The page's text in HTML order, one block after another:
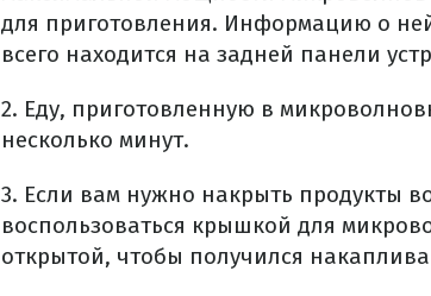
для приготовления. Информацию о
всего находится на задней панели
2. Еду, приготовленную в
несколько минут.
3. Если вам нужно накрыть продукты
воспользоваться крышкой для
открытой, чтобы получился